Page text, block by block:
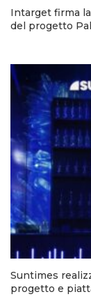
Intarget firma
del progetto
Suntimes
progetto e